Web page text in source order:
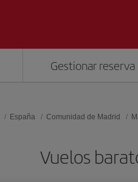
Gestionar reserva
España Comunidad de Madrid
Vuelos